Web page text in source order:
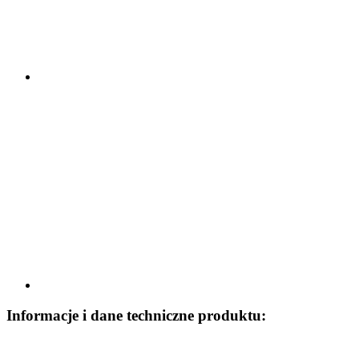
Informacje i dane techniczne produktu: